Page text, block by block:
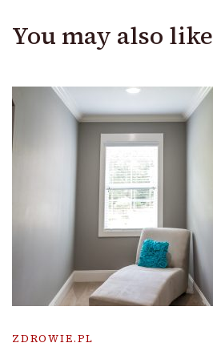
You may also like
ZDROWIE.PL